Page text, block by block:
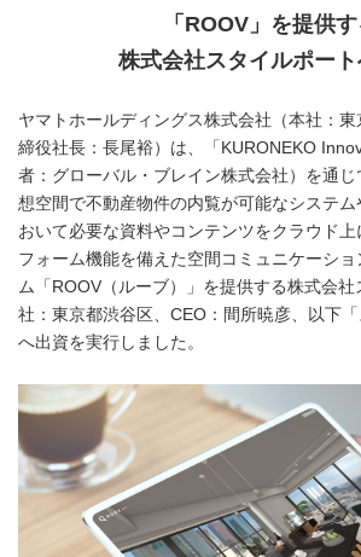
「 ROOV」を提供す
株式会社スタイルポー
ヤマトホールディングス株式会社（本社：
締役社長：長尾裕）は、「KURONEKO
者：グローバル・ブレイン株式会社）を通
想空間で不動産物件の内覧が可能なシステム
おいて必要な資料やコンテンツをクラウド上
フォーム機能を備えた空間コミュニケーシ
ム「ROOV（ルーブ）」を提供する株式会
社：東京都渋谷区、CEO：間所暁彦、以下「
へ出資を実行しました。